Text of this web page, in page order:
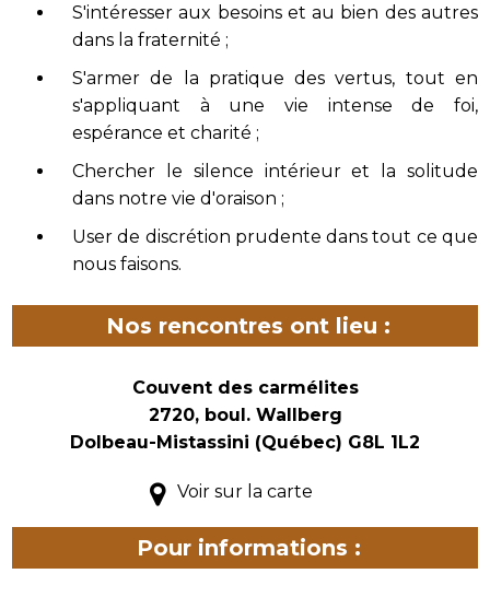
S'intéresser aux besoins et au bien des autres
dans la fraternité ;
S'armer de la pratique des vertus, tout en
s'appliquant à une vie intense de foi,
espérance et charité ;
Chercher le silence intérieur et la solitude
dans notre vie d'oraison ;
User de discrétion prudente dans tout ce que
nous faisons.
Nos rencontres ont lieu :
Couvent des carmélites
2720, boul. Wallberg
Dolbeau-Mistassini (Québec) G8L 1L2
Voir sur la carte
Pour informations :